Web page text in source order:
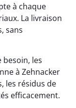
à chaque
La livraison
sans
besoin, les
à Zehnacker
les résidus de
efficacement.